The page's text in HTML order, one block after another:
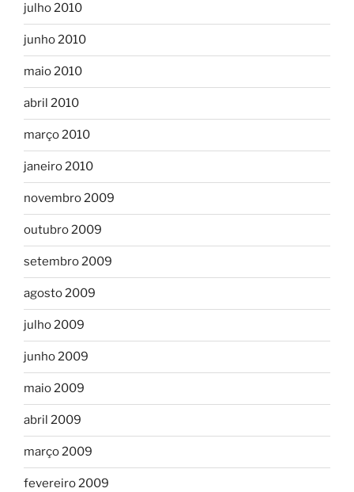
julho 2010
junho 2010
maio 2010
abril 2010
março 2010
janeiro 2010
novembro 2009
outubro 2009
setembro 2009
agosto 2009
julho 2009
junho 2009
maio 2009
abril 2009
março 2009
fevereiro 2009